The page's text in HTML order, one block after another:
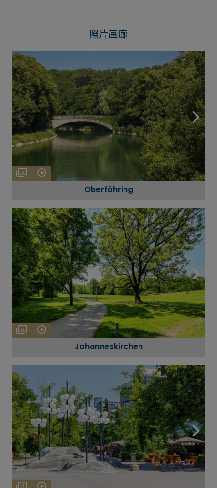
照片画廊
6
Oberföhring
6
Johanneskirchen
8